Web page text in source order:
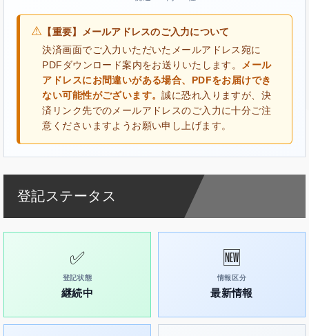
⚠ 【重要】メールアドレスのご入力について
決済画面でご入力いただいたメールアドレス宛に
PDFダウンロード案内をお送りいたします。
メール
アドレスにお間違いがある場合、PDFをお届けでき
ない可能性がございます。誠に恐れ入りますが、決
済リンク先でのメールアドレスのご入力に十分ご注
意くださいますようお願い申し上げます。
登記ステータス
✅
登記状態
継続中
🆕
情報区分
最新情報